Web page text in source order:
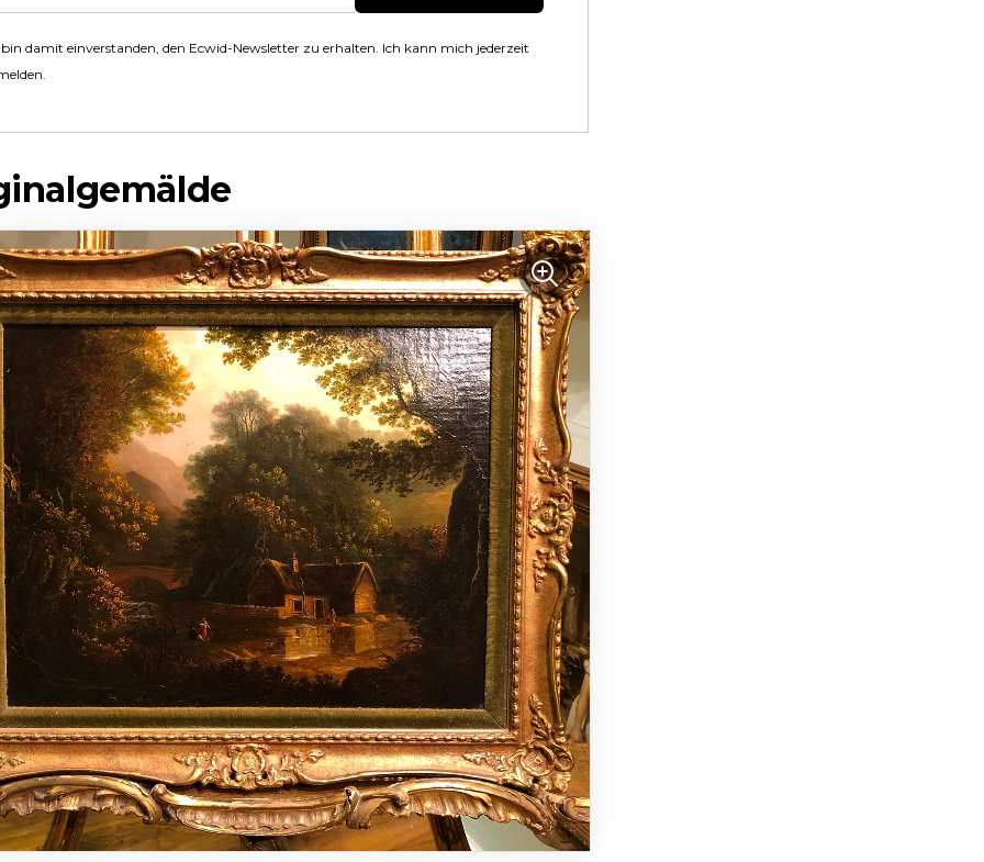
damit einverstanden, den Ecwid-Newsletter zu erhalten. Ich kann mich jederzeit